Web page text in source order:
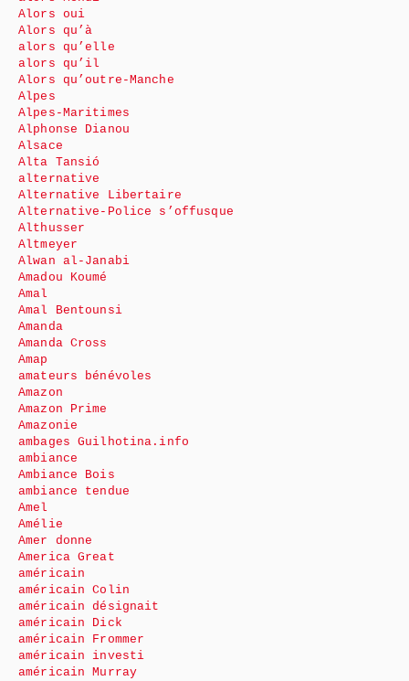
Alors oui
Alors qu’à
alors qu’elle
alors qu’il
Alors qu’outre-Manche
Alpes
Alpes-Maritimes
Alphonse Dianou
Alsace
Alta Tansió
alternative
Alternative Libertaire
Alternative-Police s’offusque
Althusser
Altmeyer
Alwan al-Janabi
Amadou Koumé
Amal
Amal Bentounsi
Amanda
Amanda Cross
Amap
amateurs bénévoles
Amazon
Amazon Prime
Amazonie
ambages Guilhotina.info
ambiance
Ambiance Bois
ambiance tendue
Amel
Amélie
Amer donne
America Great
américain
américain Colin
américain désignait
américain Dick
américain Frommer
américain investi
américain Murray